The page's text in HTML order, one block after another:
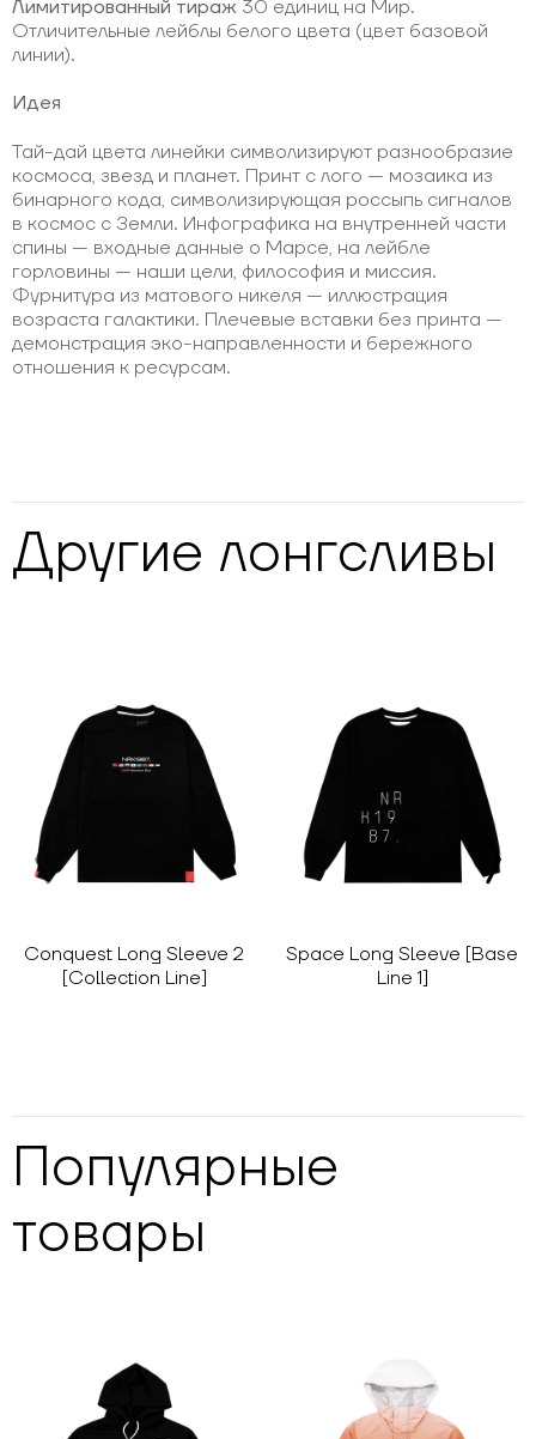
Лимитированный тираж 30 единиц на Мир.
Отличительные лейблы белого цвета (цвет базовой
линии).
Идея
Тай-дай цвета линейки символизируют разнообразие
космоса, звезд и планет. Принт с лого — мозаика из
бинарного кода, символизирующая россыпь сигналов
в космос с Земли. Инфографика на внутренней части
спины — входные данные о Марсе, на лейбле
горловины — наши цели, философия и миссия.
Фурнитура из матового никеля — иллюстрация
возраста галактики. Плечевые вставки без принта —
демонстрация эко-направленности и бережного
отношения к ресурсам.
Другие лонгсливы
Conquest Long Sleeve 2
[Collection Line]
Space Long Sleeve [Base
Line 1]
Популярные
товары